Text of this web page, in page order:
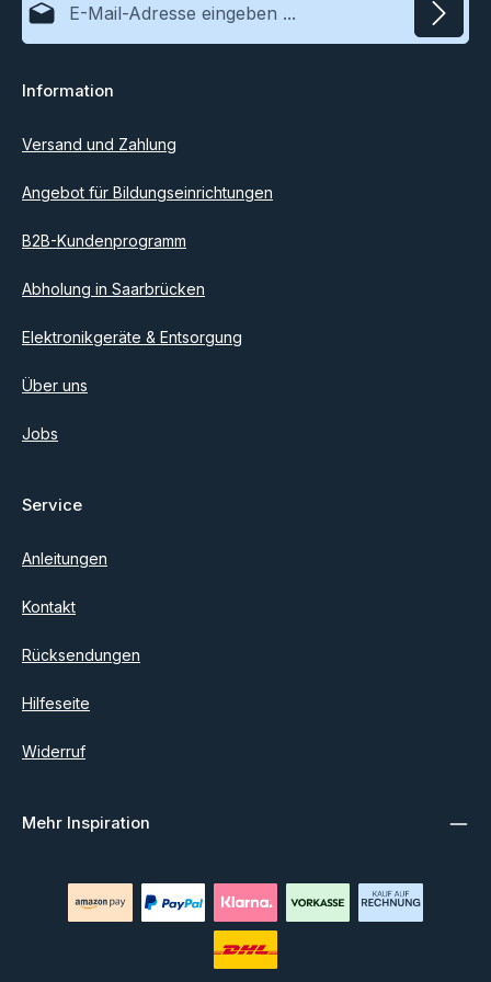
Ich habe dieDatenschutzbestimmungen
einverstanden.
Information
Versand und Zahlung
Angebot für Bildungseinrichtungen
B2B-Kundenprogramm
Abholung in Saarbrücken
Elektronikgeräte & Entsorgung
Über uns
Jobs
Service
Anleitungen
Kontakt
Rücksendungen
Hilfeseite
Widerruf
Mehr Inspiration